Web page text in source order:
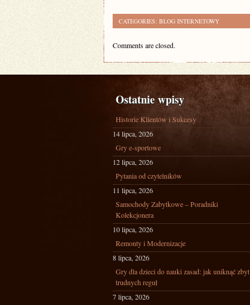
CATEGORIES: BLOG INTERNETOWY
Comments are closed.
Ostatnie wpisy
Historie Klientów i Sukcesy
14 lipca, 2026
Gry e-sportowe
12 lipca, 2026
Pytania od czytelników
11 lipca, 2026
Samochody Zabytkowe – Poradniki
Kolekcjonera
10 lipca, 2026
Remonty i Modernizacje
8 lipca, 2026
Gry dla dzieci do nauki zasad: jak uniknąć zbyt
trudnych reguł
7 lipca, 2026